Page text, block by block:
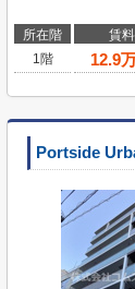
所在階 賃料
1階
12.9
Portside